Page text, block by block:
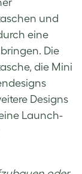
und
eine
Die
die Mini
Designs
Launch-